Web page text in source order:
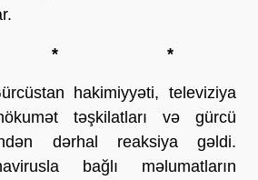
* *
hakimiyyəti, televiziya
təşkilatları və gürcü
dərhal reaksiya gəldi.
bağlı məlumatların